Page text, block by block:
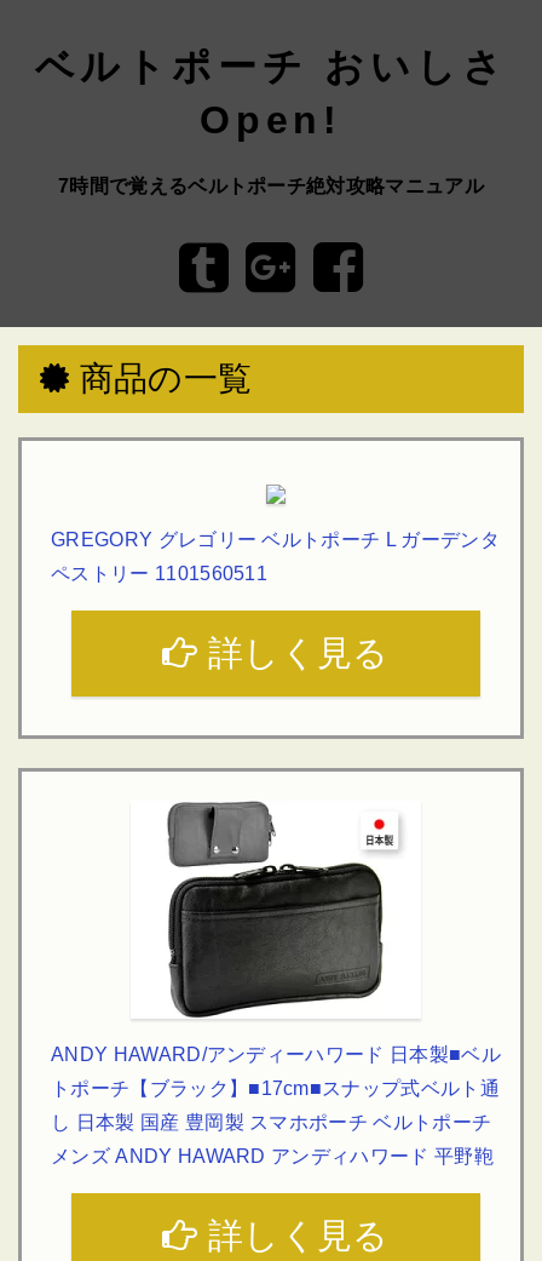
ベルトポーチ おいしさ
Open!
7時間で覚えるベルトポーチ絶対攻略マニュアル
商品の一覧
GREGORY グレゴリー ベルトポーチ L ガーデンタ
ペストリー 1101560511
詳しく見る
ANDY HAWARD/アンディーハワード 日本製■ベル
トポーチ【ブラック】■17cm■スナップ式ベルト通
し 日本製 国産 豊岡製 スマホポーチ ベルトポーチ
メンズ ANDY HAWARD アンディハワード 平野鞄
詳しく見る